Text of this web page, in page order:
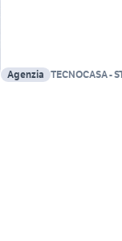
Agenzia TECNOCASA -